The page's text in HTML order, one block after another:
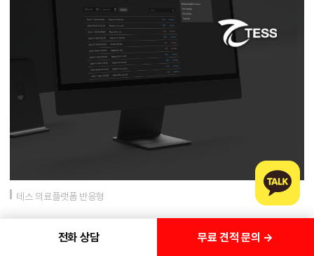
테스 의료플랫폼 반응형
전화 상담 무료 견적 문의 →